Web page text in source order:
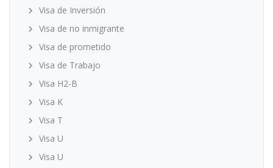
Visa de Inversión
Visa de no inmigrante
Visa de prometido
Visa de Trabajo
Visa H2-B
Visa K
Visa T
Visa U
Visa U